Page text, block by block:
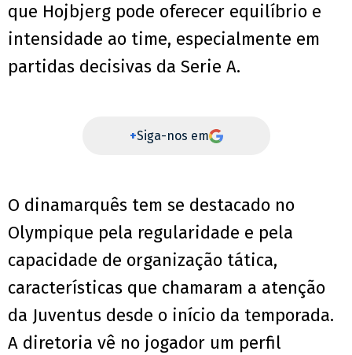
que Hojbjerg pode oferecer equilíbrio e
intensidade ao time, especialmente em
partidas decisivas da Serie A.
+Siga-nos em
O dinamarquês tem se destacado no
Olympique pela regularidade e pela
capacidade de organização tática,
características que chamaram a atenção
da Juventus desde o início da temporada.
A diretoria vê no jogador um perfil